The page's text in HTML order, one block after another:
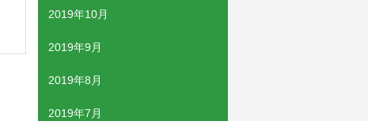
2019年10月
2019年9月
2019年8月
2019年7月